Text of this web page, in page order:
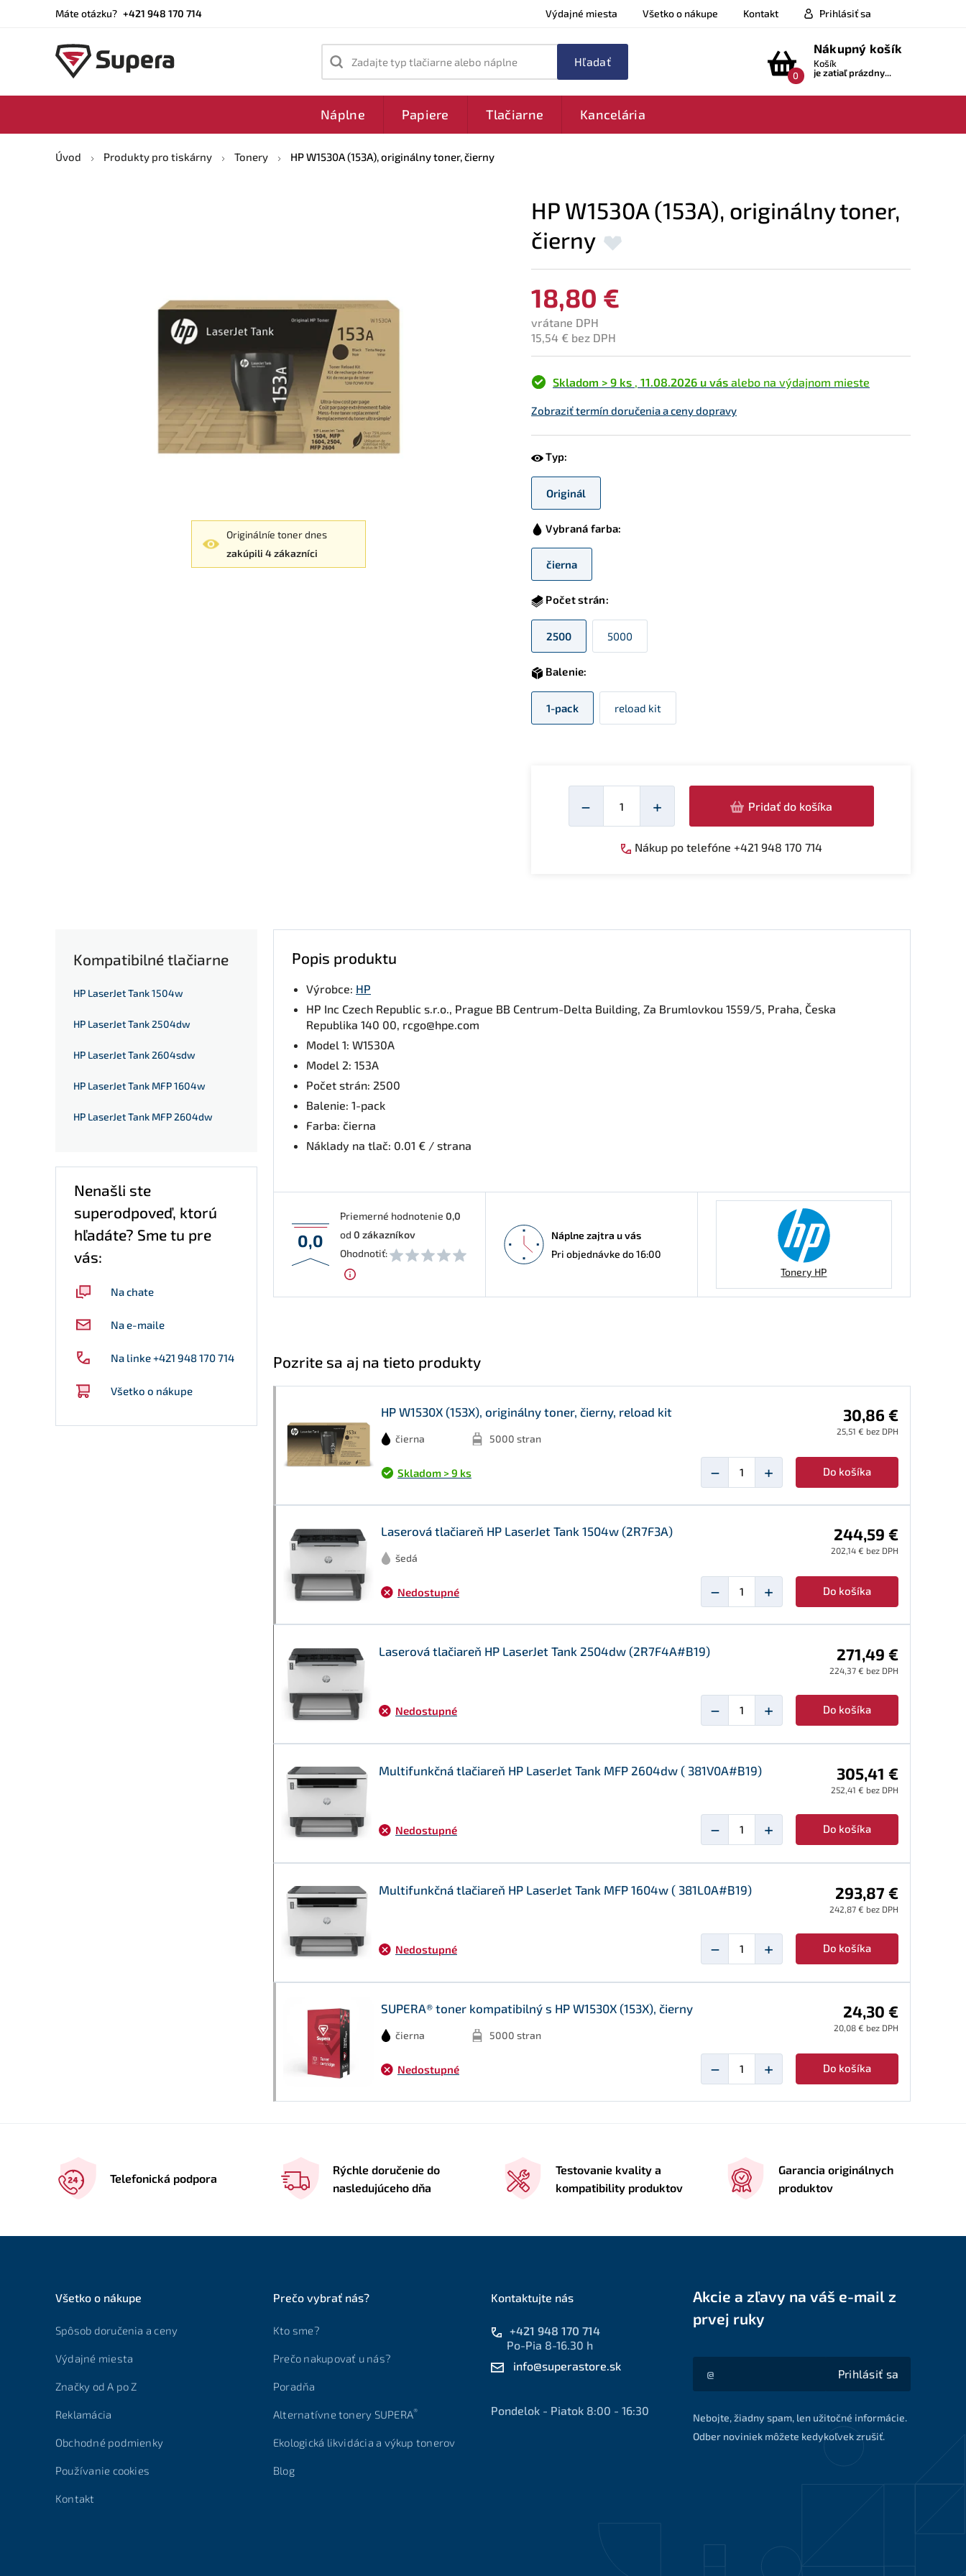
Máte otázku? +421 948 170 714 Výdajné miesta Všetko o nákupe Kontakt Prihlásiť sa
Zadajte typ tlačiarne alebo náplne
0
Nákupný košík
Košík
je zatiaľ prázdny...
Náplne Papiere Tlačiarne Kancelária
Úvod Produkty pro tiskárny Tonery HP W1530A (153A), originálny toner, čierny
Originálníe toner dnes
zakúpili 4 zákazníci
HP W1530A (153A), originálny toner,
čierny
18,80 €
vrátane DPH
15,54 € bez DPH
Skladom > 9 ks 11.08.2026 u vás alebo na výdajnom mieste
Zobraziť termín doručenia a ceny dopravy
Typ:
Originál
Vybraná farba:
čierna
Počet strán:
2500 5000
Balenie:
1-pack reload kit
−
Množství
+ Pridať do košíka
Nákup po telefóne +421 948 170 714
Kompatibilné tlačiarne
HP LaserJet Tank 1504w
HP LaserJet Tank 2504dw
HP LaserJet Tank 2604sdw
HP LaserJet Tank MFP 1604w
HP LaserJet Tank MFP 2604dw
Nenašli ste
superodpoveď, ktorú
hľadáte? Sme tu pre
vás:
Na chate
Na e-maile
Na linke +421 948 170 714
Všetko o nákupe
Popis produktu
Výrobce: HP
HP Inc Czech Republic s.r.o., Prague BB Centrum-Delta Building, Za Brumlovkou 1559/5, Praha, Česka
Republika 140 00, rcgo@hpe.com
Model 1: W1530A
Model 2: 153A
Počet strán: 2500
Balenie: 1-pack
Farba: čierna
Náklady na tlač: 0.01 € / strana
0,0
Priemerné hodnotenie0,0
od0 zákazníkov
Ohodnotiť:
Náplne zajtra u vás
Pri objednávke do 16:00
Tonery HP
Pozrite sa aj na tieto produkty
HP W1530X (153X), originálny toner, čierny, reload kit
čierna 5000 stran
30,86 €
25,51 € bez DPH
Skladom > 9 ks − + Do košíka
Laserová tlačiareň HP LaserJet Tank 1504w (2R7F3A)
šedá
244,59 €
202,14 € bez DPH
Nedostupné − + Do košíka
Laserová tlačiareň HP LaserJet Tank 2504dw (2R7F4A#B19) 271,49 €
224,37 € bez DPH
Nedostupné − + Do košíka
Multifunkčná tlačiareň HP LaserJet Tank MFP 2604dw ( 381V0A#B19) 305,41 €
252,41 € bez DPH
Nedostupné − + Do košíka
Multifunkčná tlačiareň HP LaserJet Tank MFP 1604w ( 381L0A#B19) 293,87 €
242,87 € bez DPH
Nedostupné − + Do košíka
SUPERA® toner kompatibilný s HP W1530X (153X), čierny
čierna 5000 stran
24,30 €
20,08 € bez DPH
Nedostupné − + Do košíka
Telefonická podpora
Rýchle doručenie do
nasledujúceho dňa
Testovanie kvality a
kompatibility produktov
Garancia originálnych
produktov
Všetko o nákupe
Spôsob doručenia a ceny
Výdajné miesta
Značky od A po Z
Reklamácia
Obchodné podmienky
Používanie cookies
Kontakt
Prečo vybrať nás?
Kto sme?
Prečo nakupovať u nás?
Poradňa
Alternatívne tonery SUPERA®
Ekologická likvidácia a výkup tonerov
Blog
Kontaktujte nás
+421 948 170 714
Po-Pia 8-16.30 h
info@superastore.sk
Pondelok - Piatok 8:00 - 16:30
Akcie a zľavy na váš e-mail z
prvej ruky
Akcie a zľavy na váš e-mail z prvej ruky
Prihlásiť sa
Nebojte, žiadny spam, len užitočné informácie.
Odber noviniek môžete kedykoľvek zrušiť.